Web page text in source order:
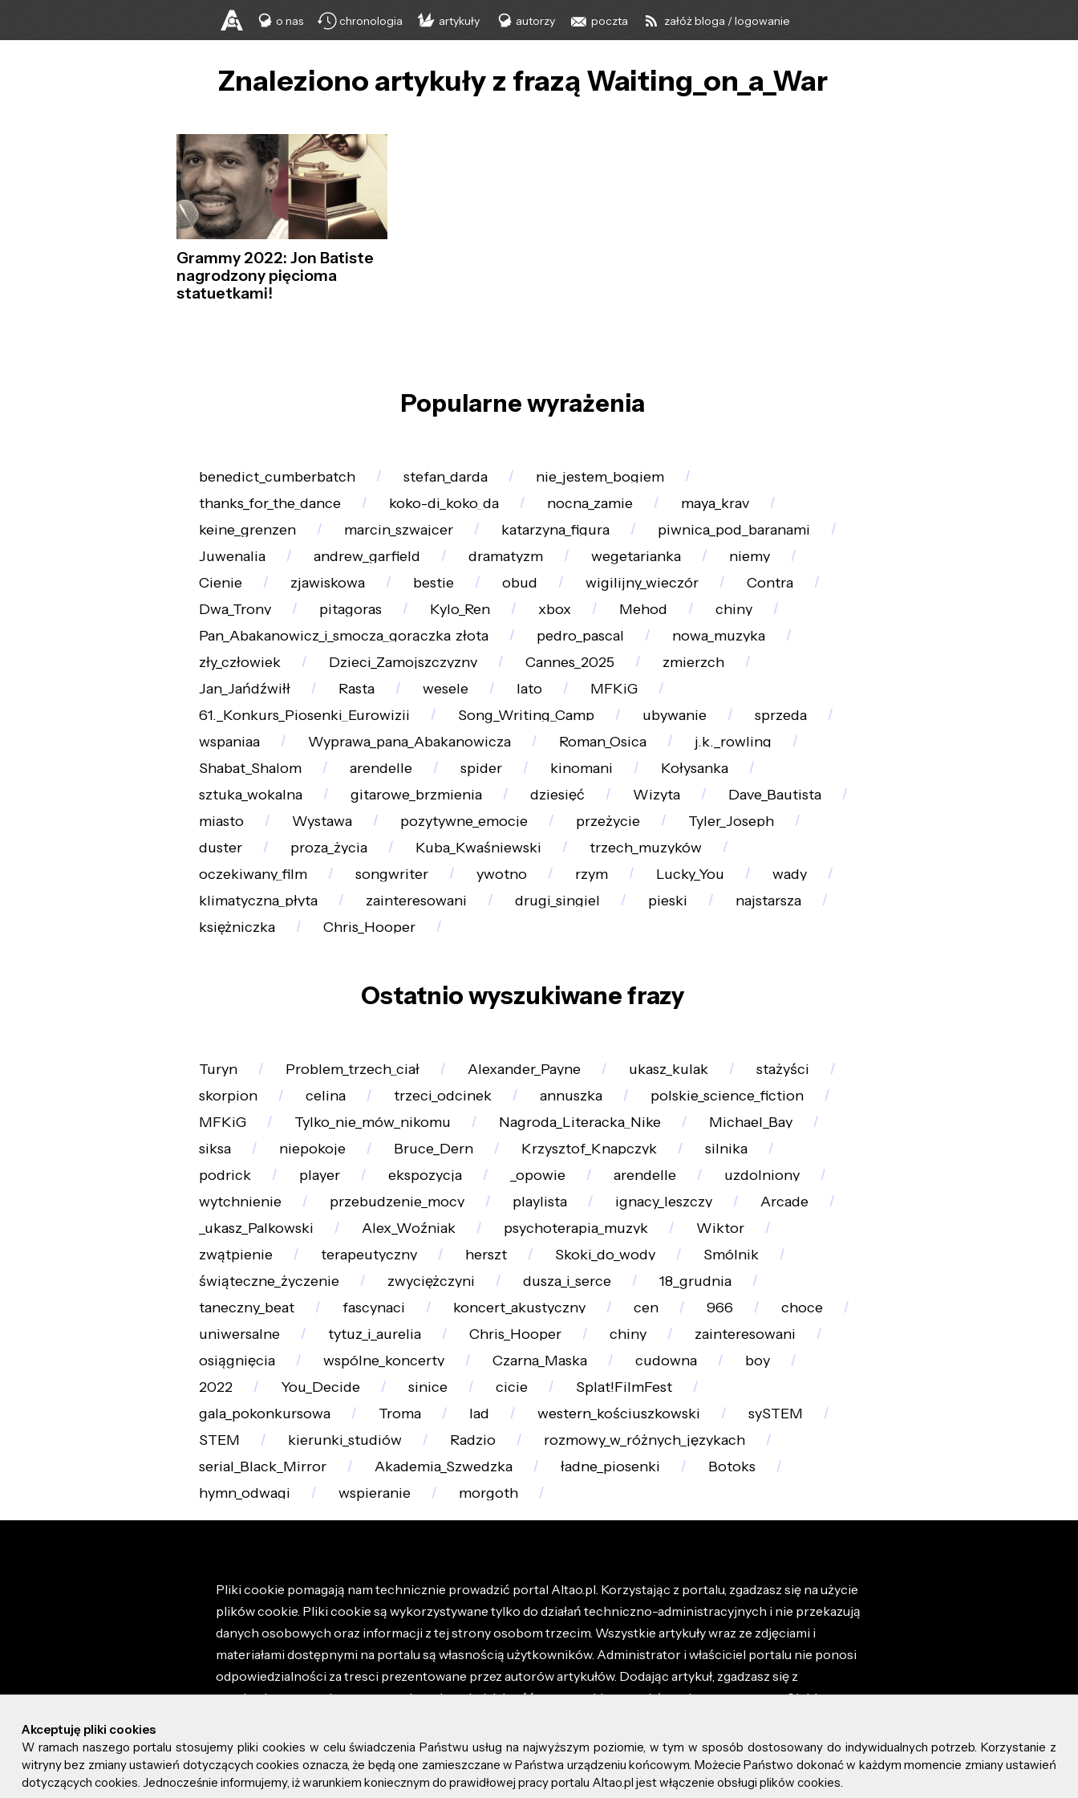
o nas chronologia artykuły autorzy poczta załóż bloga / logowanie
Znaleziono artykuły z frazą Waiting_on_a_War
Grammy 2022: Jon Batiste
nagrodzony pięcioma
statuetkami!
Popularne wyrażenia
benedict_cumberbatch stefan_darda
nie_jestem_bogiem
thanks_for_the_dance
koko-di_koko_da nocna_zamie
maya_krav
keine_grenzen
marcin_szwajcer katarzyna_figura
piwnica_pod_baranami
Juwenalia
andrew_garfield dramatyzm wegetarianka
niemy
Cienie
zjawiskowa bestie obud wigilijny_wieczór
Contra
Dwa_Trony
pitagoras Kylo_Ren xbox Mehod
chiny
Pan_Abakanowicz_i_smocza_gorączka_złota
pedro_pascal
nowa_muzyka
zły_człowiek
Dzieci_Zamojszczyzny Cannes_2025
zmierzch
Jan_Jańdźwiłł
Rasta wesele lato
MFKiG
61._Konkurs_Piosenki_Eurowizji
Song_Writing_Camp ubywanie
sprzeda
wspaniaa
Wyprawa_pana_Abakanowicza Roman_Osica
j.k._rowling
Shabat_Shalom
arendelle spider kinomani
Kołysanka
sztuka_wokalna
gitarowe_brzmienia dziesięć Wizyta
Dave_Bautista
miasto
Wystawa pozytywne_emocje przeżycie
Tyler_Joseph
duster
proza_życia Kuba_Kwaśniewski
trzech_muzyków
oczekiwany_film
songwriter ywotno rzym Lucky_You
wady
klimatyczna_płyta
zainteresowani drugi_singiel pieski
najstarsza
księżniczka
Chris_Hooper
Ostatnio wyszukiwane frazy
Turyn Problem_trzech_ciał Alexander_Payne ukasz_kulak
stażyści
skorpion
celina trzeci_odcinek annuszka
polskie_science_fiction
MFKiG
Tylko_nie_mów_nikomu Nagroda_Literacka_Nike
Michael_Bay
siksa
niepokoje Bruce_Dern Krzysztof_Knapczyk
silnika
podrick
player ekspozycja _opowie arendelle
uzdolniony
wytchnienie
przebudzenie_mocy playlista ignacy_leszczy
Arcade
_ukasz_Palkowski
Alex_Woźniak psychoterapia_muzyk
Wiktor
zwątpienie
terapeutyczny herszt Skoki_do_wody
Smólnik
świąteczne_życzenie
zwyciężczyni dusza_i_serce
18_grudnia
taneczny_beat
fascynaci koncert_akustyczny cen 966
choce
uniwersalne
tytuz_i_aurelia Chris_Hooper chiny
zainteresowani
osiągnięcia
wspólne_koncerty Czarna_Maska cudowna
boy
2022
You_Decide sinice cicie
Splat!FilmFest
gala_pokonkursowa
Troma lad western_kościuszkowski
sySTEM
STEM
kierunki_studiów Radzio
rozmowy_w_różnych_językach
serial_Black_Mirror
Akademia_Szwedzka ładne_piosenki
Botoks
hymn_odwagi
wspieranie morgoth
Pliki cookie pomagają nam technicznie prowadzić portal Altao.pl. Korzystając z portalu, zgadzasz się na użycie
plików cookie. Pliki cookie są wykorzystywane tylko do działań techniczno-administracyjnych i nie przekazują
danych osobowych oraz informacji z tej strony osobom trzecim. Wszystkie artykuły wraz ze zdjęciami i
materiałami dostępnymi na portalu są własnością użytkowników. Administrator i właściciel portalu nie ponosi
odpowiedzialności za tresci prezentowane przez autorów artykułów. Dodając artykuł, zgadzasz się z
regulaminem portalu oraz ponosisz odpowiedzialność za wszystkie materiały umieszczone przez Ciebie na
© 2026 altao.pl. Wszystkie prawa zastrzeżone.
0.055
Akceptuję pliki cookies
W ramach naszego portalu stosujemy pliki cookies w celu świadczenia Państwu usług na najwyższym poziomie, w tym w sposób dostosowany do indywidualnych potrzeb. Korzystanie z
witryny bez zmiany ustawień dotyczących cookies oznacza, że będą one zamieszczane w Państwa urządzeniu końcowym. Możecie Państwo dokonać w każdym momencie zmiany ustawień
dotyczących cookies. Jednocześnie informujemy, iż warunkiem koniecznym do prawidłowej pracy portalu Altao.pl jest włączenie obsługi plików cookies.